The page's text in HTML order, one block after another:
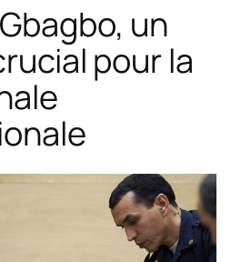
un
pour la